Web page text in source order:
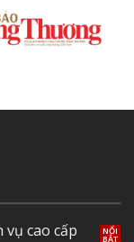
vụ cao cấp